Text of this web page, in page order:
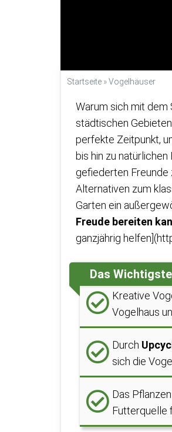
Startseite »Vogelhäuser
Warum sich mit dem
städtischen
perfekte Zeitpunkt,
bis hin zu
gefiederten Freunde
Alternativen zum
Garten ein
Freude bereiten
ganzjährig
Das
Kreative
Vogelhaus
Durch
sich die
Das
Futterquelle